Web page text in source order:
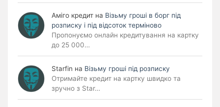
Аміго кредит на Візьму гроші в борг під
розписку і під відсоток терміново
Пропонуємо онлайн кредитування на картку
до 25 000…
Starfin на Візьму гроші під розписку
Отримайте кредит на картку швидко та
зручно з Star…